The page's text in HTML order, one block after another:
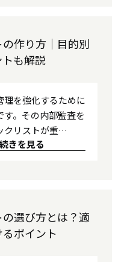
作り方｜目的別
も解説
を強化するために
。その内部監査を
クリストが重…
続きを見る
選び方とは？適
ポイント